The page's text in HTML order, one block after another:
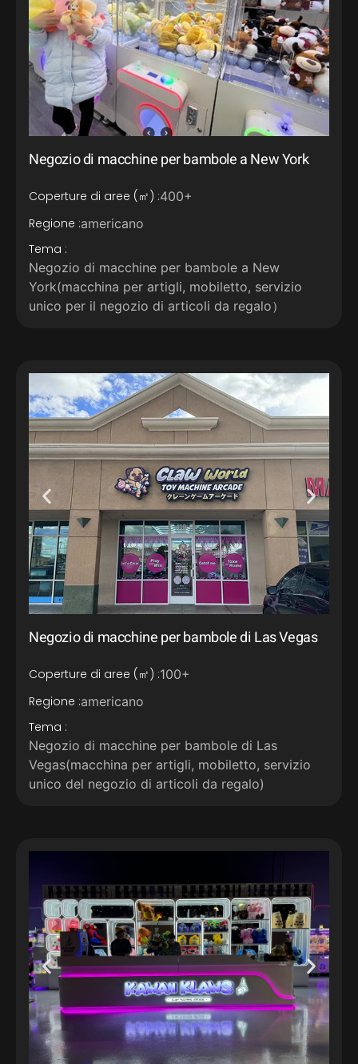
Negozio di macchine per bambole a New York
Coperture di aree (㎡) :400+
Regione :americano
Tema :
Negozio di macchine per bambole a New
York(macchina per artigli, mobiletto, servizio
unico per il negozio di articoli da regalo）
Negozio di macchine per bambole di Las Vegas
Coperture di aree (㎡) :100+
Regione :americano
Tema :
Negozio di macchine per bambole di Las
Vegas(macchina per artigli, mobiletto, servizio
unico del negozio di articoli da regalo)